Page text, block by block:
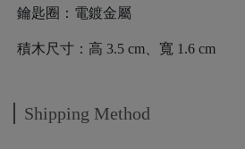
鑰匙圈：電鍍金屬
積木尺寸：高 3.5 cm、寬 1.6 cm
Shipping Method